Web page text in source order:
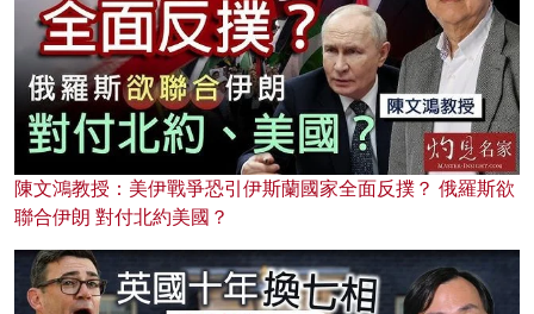
陳文鴻教授：美伊戰爭恐引伊斯蘭國家全面反撲？ 俄羅斯欲
聯合伊朗 對付北約美國？